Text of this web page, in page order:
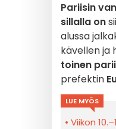
Pariisin
sillalla on
alussa
kävellen ja
toinen
prefektin
LUE MYÖS
Viikon